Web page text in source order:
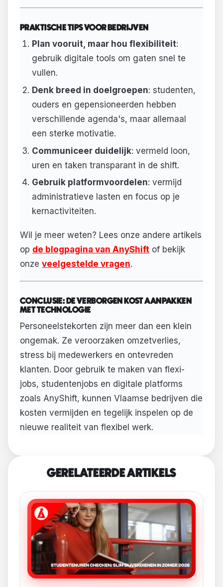
PRAKTISCHE TIPS VOOR BEDRIJVEN
Plan vooruit, maar hou flexibiliteit:
gebruik digitale tools om gaten snel te
vullen.
Denk breed in doelgroepen: studenten,
ouders en gepensioneerden hebben
verschillende agenda's, maar allemaal
een sterke motivatie.
Communiceer duidelijk: vermeld loon,
uren en taken transparant in de shift.
Gebruik platformvoordelen: vermijd
administratieve lasten en focus op je
kernactiviteiten.
Wil je meer weten? Lees onze andere artikels
op de blogpagina van AnyShift of bekijk
onze veelgestelde vragen.
CONCLUSIE: DE VERBORGEN KOST AANPAKKEN
MET TECHNOLOGIE
Personeelstekorten zijn meer dan een klein
ongemak. Ze veroorzaken omzetverlies,
stress bij medewerkers en ontevreden
klanten. Door gebruik te maken van flexi-
jobs, studentenjobs en digitale platforms
zoals AnyShift, kunnen Vlaamse bedrijven die
kosten vermijden en tegelijk inspelen op de
nieuwe realiteit van flexibel werk.
GERELATEERDE ARTIKELS